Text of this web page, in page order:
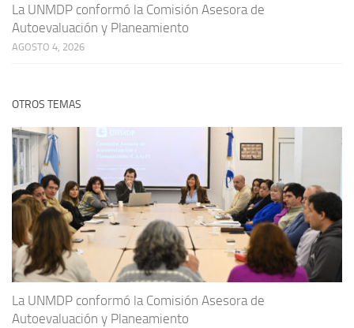
La UNMDP conformó la Comisión Asesora de
Autoevaluación y Planeamiento
AGOSTO 4, 2026
OTROS TEMAS
La UNMDP conformó la Comisión Asesora de
Autoevaluación y Planeamiento